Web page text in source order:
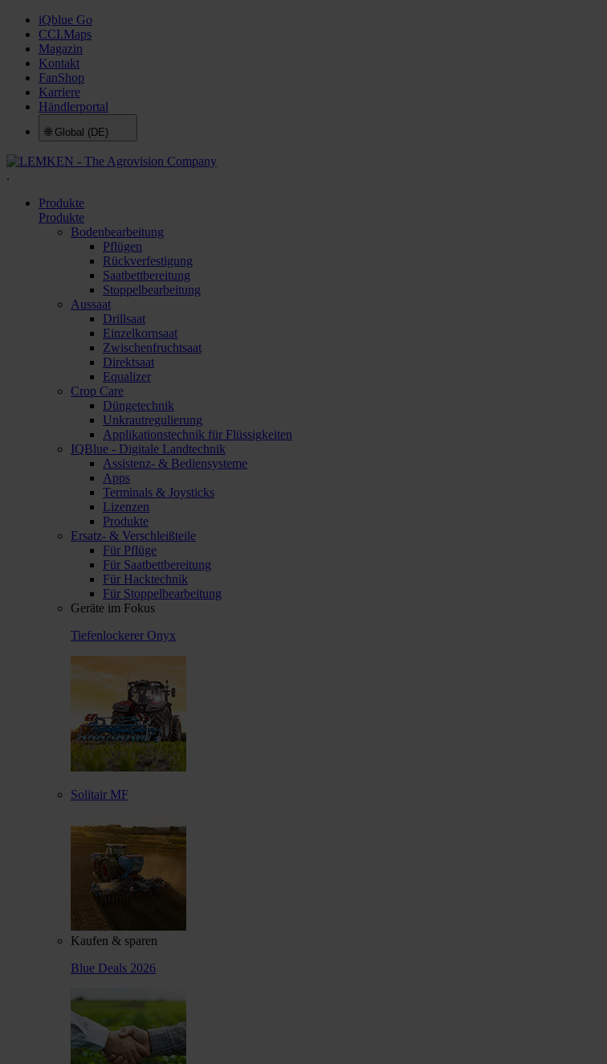
iQblue Go
CCI.Maps
Magazin
Kontakt
FanShop
Karriere
Händlerportal
🌐 Global (DE)
.
Produkte
Produkte
Bodenbearbeitung
Pflügen
Rückverfestigung
Saatbettbereitung
Stoppelbearbeitung
Aussaat
Drillsaat
Einzelkornsaat
Zwischenfruchtsaat
Direktsaat
Equalizer
Crop Care
Düngetechnik
Unkrautregulierung
Applikationstechnik für Flüssigkeiten
IQBlue - Digitale Landtechnik
Assistenz- & Bediensysteme
Apps
Terminals & Joysticks
Lizenzen
Produkte
Ersatz- & Verschleißteile
Für Pflüge
Für Saatbettbereitung
Für Hacktechnik
Für Stoppelbearbeitung
Geräte im Fokus
Tiefenlockerer Onyx
Solitair MF
Kaufen & sparen
Blue Deals 2026